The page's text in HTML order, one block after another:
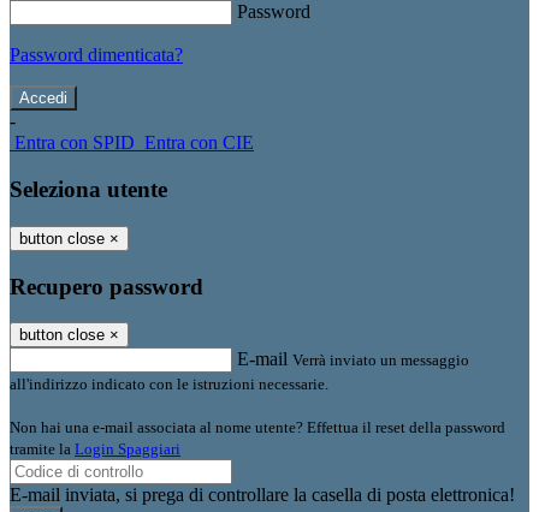
Password
Password dimenticata?
-
Entra con SPID Entra con CIE
Seleziona utente
button close ×
Recupero password
button close ×
E-mail Verrà inviato un messaggio
all'indirizzo indicato con le istruzioni necessarie.
Non hai una e-mail associata al nome utente? Effettua il reset della password
tramite la Login Spaggiari
E-mail inviata, si prega di controllare la casella di posta elettronica!